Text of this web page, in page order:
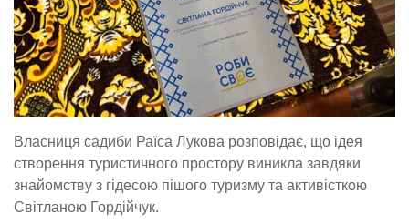
Власниця садиби Раїса Лукова розповідає, що ідея
створення туристичного простору виникла завдяки
знайомству з гідесою пішого туризму та активісткою
Світланою Гордійчук.